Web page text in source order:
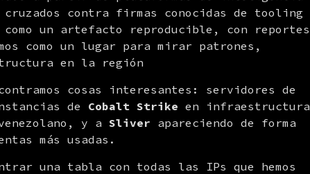
contra firmas conocidas de tooling
un artefacto reproducible, con reportes
como un lugar para mirar patrones,
en la región
de Cobalt Strike en infraestructura
y a Sliver apareciendo de forma
más usadas.
una tabla con todas las IPs que hemos